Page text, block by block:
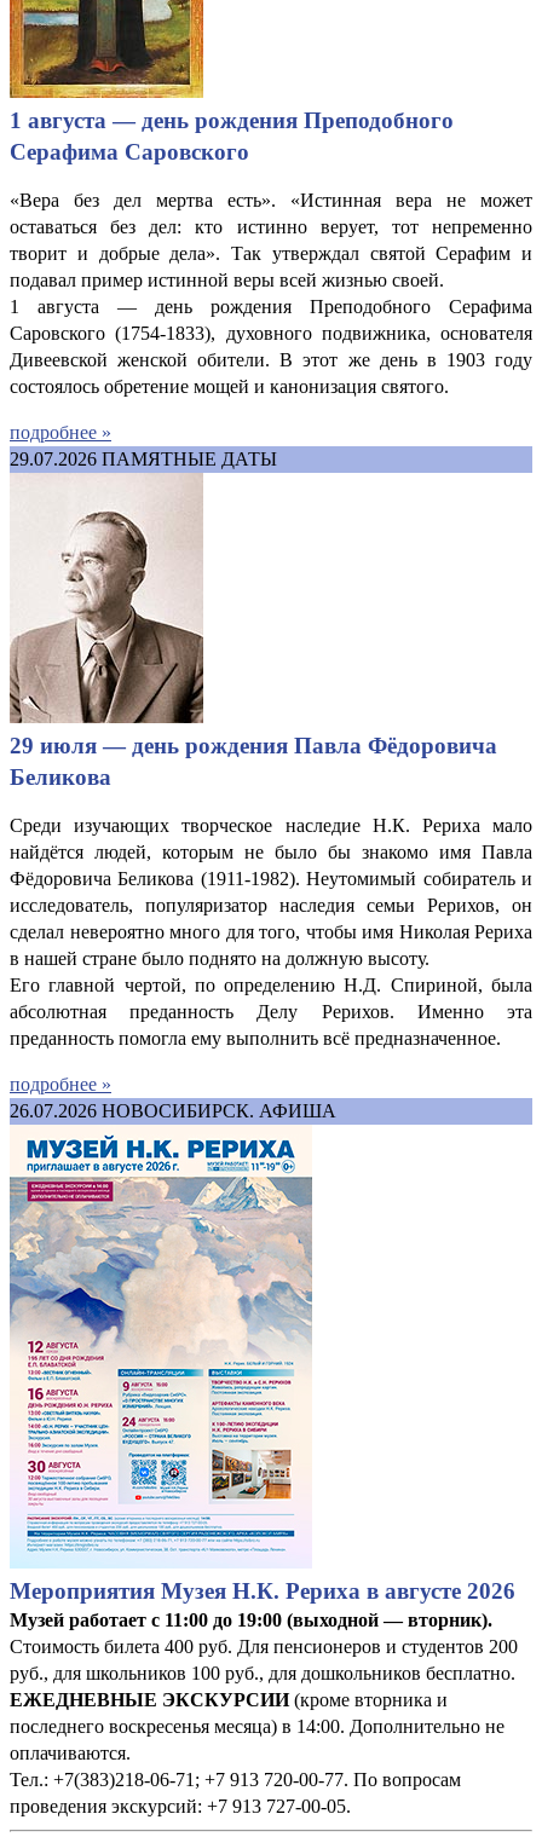
1 августа — день рождения Преподобного
Серафима Саровского
«Вера без дел мертва есть». «Истинная вера не может
оставаться без дел: кто истинно верует, тот непременно
творит и добрые дела». Так утверждал святой Серафим и
подавал пример истинной веры всей жизнью своей.
1 августа — день рождения Преподобного Серафима
Саровского (1754-1833), духовного подвижника, основателя
Дивеевской женской обители. В этот же день в 1903 году
состоялось обретение мощей и канонизация святого.
подробнее »
29.07.2026 ПАМЯТНЫЕ ДАТЫ
29 июля — день рождения Павла Фёдоровича
Беликова
Среди изучающих творческое наследие Н.К. Рериха мало
найдётся людей, которым не было бы знакомо имя Павла
Фёдоровича Беликова (1911-1982). Неутомимый собиратель и
исследователь, популяризатор наследия семьи Рерихов, он
сделал невероятно много для того, чтобы имя Николая Рериха
в нашей стране было поднято на должную высоту.
Его главной чертой, по определению Н.Д. Спириной, была
абсолютная преданность Делу Рерихов. Именно эта
преданность помогла ему выполнить всё предназначенное.
подробнее »
26.07.2026 НОВОСИБИРСК. АФИША
Мероприятия Музея Н.К. Рериха в августе 2026
Музей работает с 11:00 до 19:00 (выходной — вторник).
Стоимость билета 400 руб. Для пенсионеров и студентов 200
руб., для школьников 100 руб., для дошкольников бесплатно.
ЕЖЕДНЕВНЫЕ ЭКСКУРСИИ(кроме вторника и
последнего воскресенья месяца) в 14:00. Дополнительно не
оплачиваются.
Тел.: +7(383)218-06-71; +7 913 720-00-77. По вопросам
проведения экскурсий: +7 913 727-00-05.